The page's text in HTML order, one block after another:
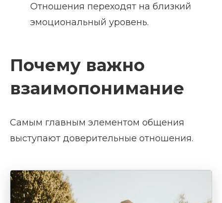
Отношения переходят на близкий
эмоциональный уровень.
Почему важно
взаимопонимание
Самым главным элементом общения
выступают доверительные отношения.